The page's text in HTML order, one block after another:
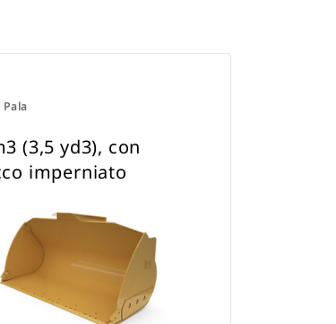
Pala
(3,5 yd3), con
imperniato